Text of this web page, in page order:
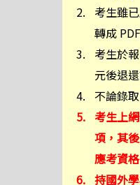
2.
考生雖
轉成
3.
考生於
元後退
4. 不論錄
5. 考生上
項，其
應考資格
6. 持國外